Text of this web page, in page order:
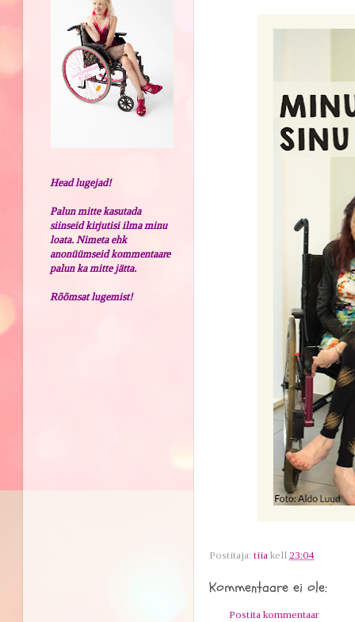
Postitaja:tiia kell 23:04
Kommentaare ei ole:
Postita kommentaar
Head lugejad!
Palun mitte kasutada
siinseid kirjutisi ilma minu
loata. Nimeta ehk
anonüümseid kommentaare
palun ka mitte jätta.
Rõõmsat lugemist!